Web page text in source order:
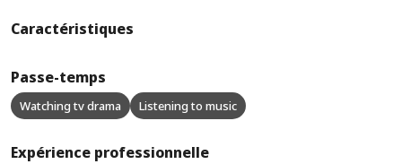
Caractéristiques
Passe-temps
Watching tv drama Listening to music
Expérience professionnelle